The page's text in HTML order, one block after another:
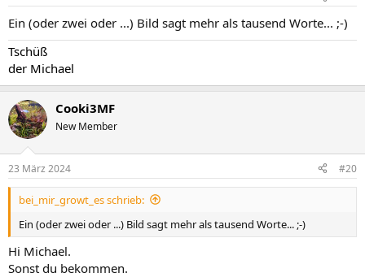
Ein (oder zwei oder ...) Bild sagt mehr als tausend Worte... ;-)
Tschüß
der Michael
Cooki3MF
New Member
23 März 2024 #20
bei_mir_growt_es schrieb:
Ein (oder zwei oder ...) Bild sagt mehr als tausend Worte... ;-)
Hi Michael.
Sonst du bekommen.